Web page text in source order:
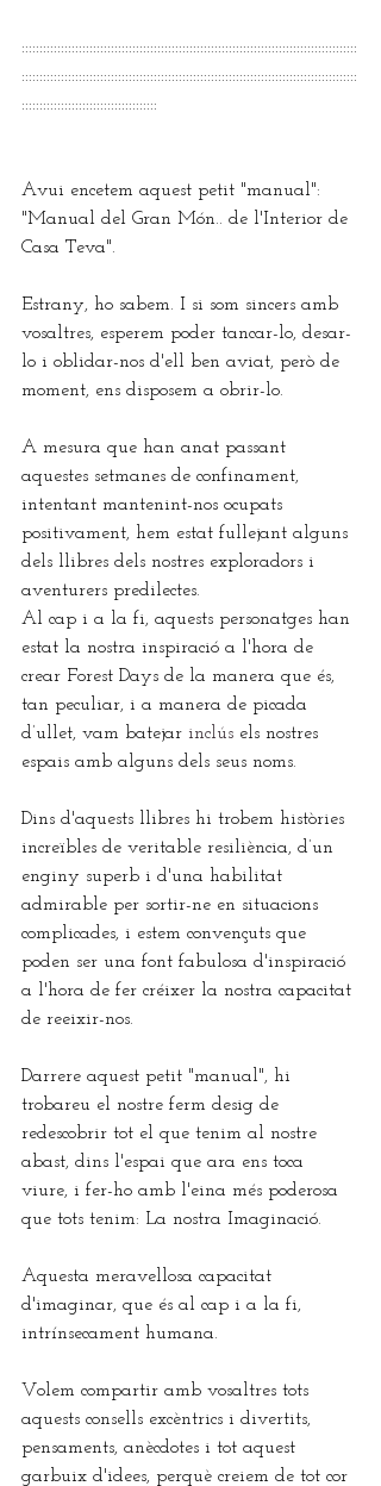
::::::::::::::::::::::::::::::::::::::::::::::::::::::::::::::::::::::::::::::::::::::::::::::
::::::::::::::::::::::::::::::::::::::::::::::::::::::::::::::::::::::::::::::::::::::::::::::
::::::::::::::::::::::::::::::::::::::
Avui encetem aquest petit "manual":
"Manual del Gran Món.. de l'Interior de
Casa Teva".
Estrany, ho sabem. I si som sincers amb
vosaltres, esperem poder tancar-lo, desar-
lo i oblidar-nos d'ell ben aviat, però de
moment, ens disposem a obrir-lo.
A mesura que han anat passant
aquestes setmanes de confinament,
intentant mantenint-nos ocupats
positivament, hem estat fullejant alguns
dels llibres dels nostres exploradors i
aventurers predilectes.
Al cap i a la fi, aquests personatges han
estat la nostra inspiració a l'hora de
crear Forest Days de la manera que és,
tan peculiar, i a manera de picada
d’ullet, vam batejar inclús els nostres
espais amb alguns dels seus noms.
Dins d'aquests llibres hi trobem històries
increïbles de veritable resiliència, d’un
enginy superb i d'una habilitat
admirable per sortir-ne en situacions
complicades, i estem convençuts que
poden ser una font fabulosa d'inspiració
a l'hora de fer créixer la nostra capacitat
de reeixir-nos.
Darrere aquest petit "manual", hi
trobareu el nostre ferm desig de
redescobrir tot el que tenim al nostre
abast, dins l'espai que ara ens toca
viure, i fer-ho amb l'eina més poderosa
que tots tenim: La nostra Imaginació.
Aquesta meravellosa capacitat
d'imaginar, que és al cap i a la fi,
intrínsecament humana.
Volem compartir amb vosaltres tots
aquests consells excèntrics i divertits,
pensaments, anècdotes i tot aquest
garbuix d'idees, perquè creiem de tot cor